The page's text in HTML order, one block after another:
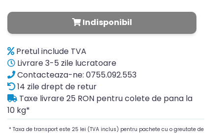
Indisponibil
Pretul include TVA
Livrare 3-5 zile lucratoare
Contacteaza-ne: 0755.092.553
14 zile drept de retur
Taxe livrare 25 RON pentru colete de pana la
10 kg*
* Taxa de transport este 25 lei (TVA inclus) pentru pachete cu o greutate de